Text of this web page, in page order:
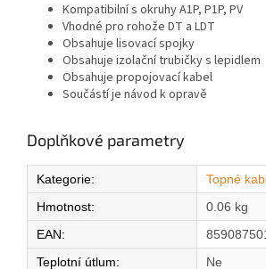
Kompatibilní s okruhy A1P, P1P, PV
Vhodné pro rohože DT a LDT
Obsahuje lisovací spojky
Obsahuje izolační trubičky s lepidlem
Obsahuje propojovací kabel
Součástí je návod k opravě
Doplňkové parametry
Kategorie:
Topné
Hmotnost:
0.06 kg
EAN:
Teplotní útlum:
Ne